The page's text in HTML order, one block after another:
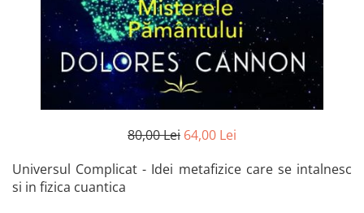
Spiritualitate
Știință și Tehnologie
Științe Politice
Științe Sociale si Umaniste
80,00 Lei 64,00 Lei
Universul Complicat - Idei metafizice care se intalnesc
si in fizica cuantica